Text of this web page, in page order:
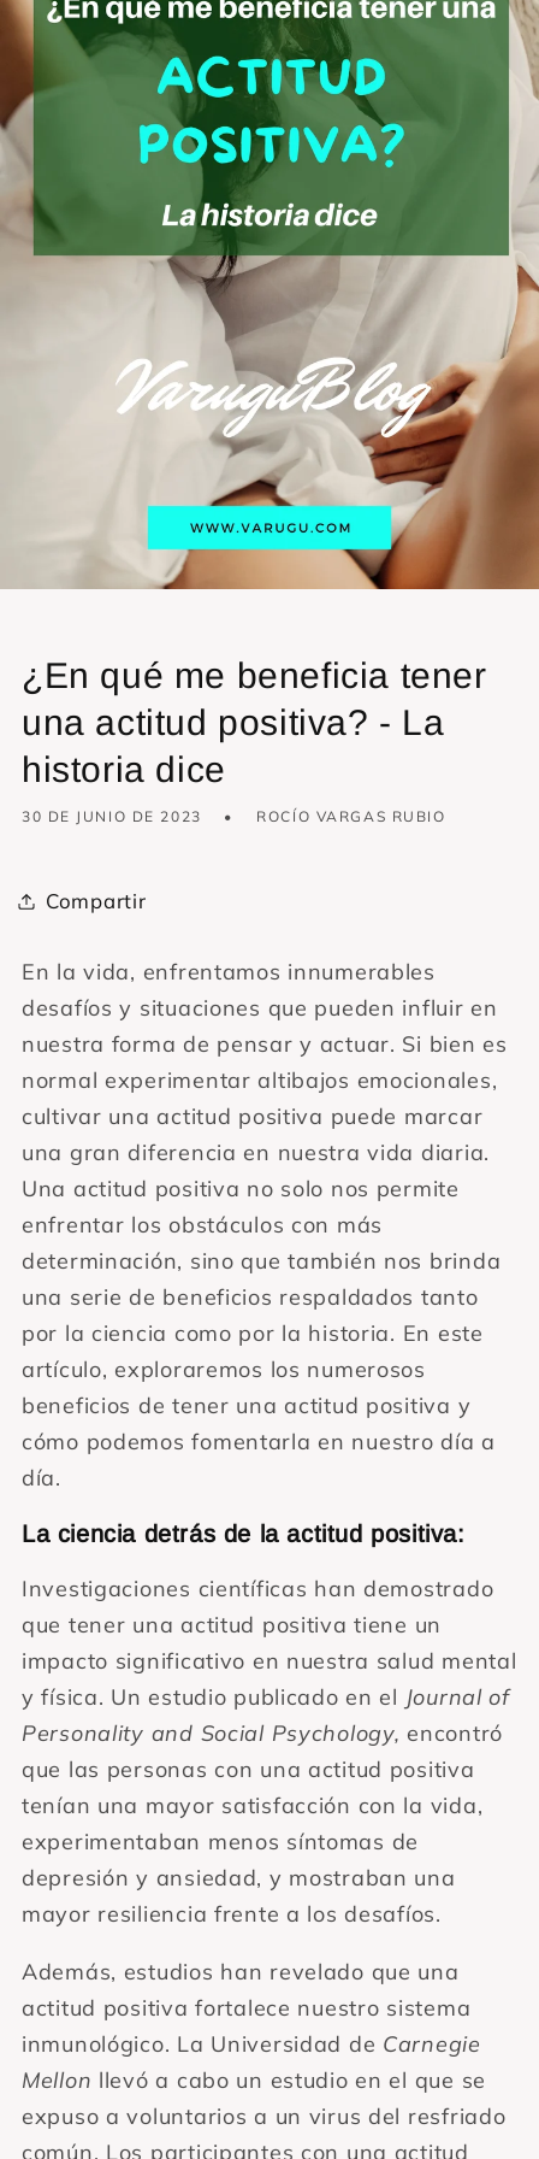
¿En qué me beneficia tener
una actitud positiva? - La
historia dice
30 DE JUNIO DE 2023 ROCÍO VARGAS RUBIO
Compartir
En la vida, enfrentamos innumerables
desafíos y situaciones que pueden influir en
nuestra forma de pensar y actuar. Si bien es
normal experimentar altibajos emocionales,
cultivar una actitud positiva puede marcar
una gran diferencia en nuestra vida diaria.
Una actitud positiva no solo nos permite
enfrentar los obstáculos con más
determinación, sino que también nos brinda
una serie de beneficios respaldados tanto
por la ciencia como por la historia. En este
artículo, exploraremos los numerosos
beneficios de tener una actitud positiva y
cómo podemos fomentarla en nuestro día a
día.
La ciencia detrás de la actitud positiva:
Investigaciones científicas han demostrado
que tener una actitud positiva tiene un
impacto significativo en nuestra salud mental
y física. Un estudio publicado en el Journal of
Personality and Social Psychology, encontró
que las personas con una actitud positiva
tenían una mayor satisfacción con la vida,
experimentaban menos síntomas de
depresión y ansiedad, y mostraban una
mayor resiliencia frente a los desafíos.
Además, estudios han revelado que una
actitud positiva fortalece nuestro sistema
inmunológico. La Universidad de Carnegie
Mellon llevó a cabo un estudio en el que se
expuso a voluntarios a un virus del resfriado
común. Los participantes con una actitud